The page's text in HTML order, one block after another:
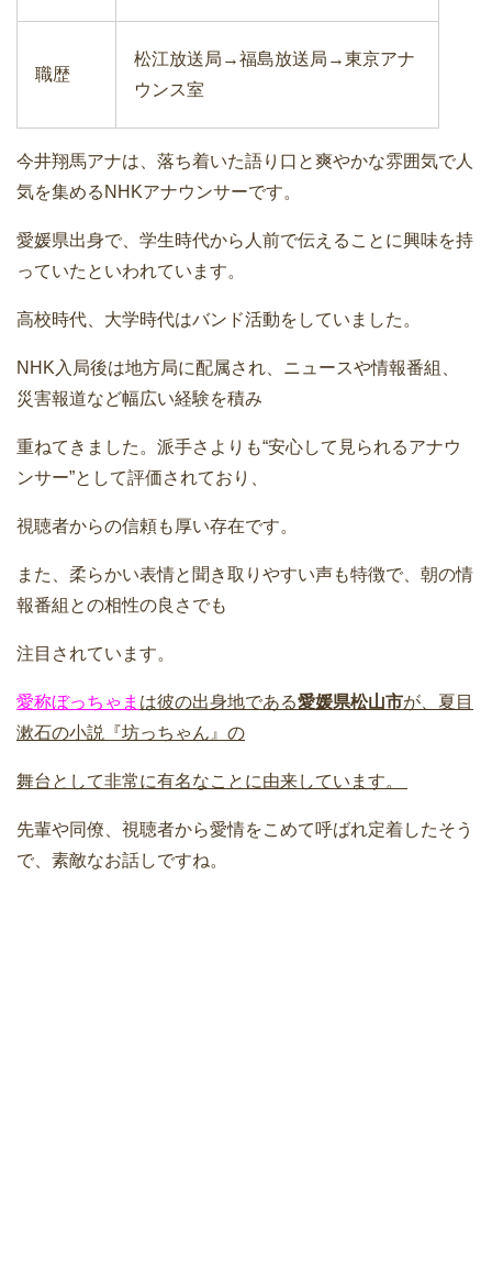
職歴
松江放送局→福島放送局→東京アナ
ウンス室
今井翔馬アナは、落ち着いた語り口と爽やかな雰囲気で人
気を集めるNHKアナウンサーです。
愛媛県出身で、学生時代から人前で伝えることに興味を持
っていたといわれています。
高校時代、大学時代はバンド活動をしていました。
NHK入局後は地方局に配属され、ニュースや情報番組、
災害報道など幅広い経験を積み
重ねてきました。派手さよりも“安心して見られるアナウ
ンサー”として評価されており、
視聴者からの信頼も厚い存在です。
また、柔らかい表情と聞き取りやすい声も特徴で、朝の情
報番組との相性の良さでも
注目されています。
愛称ぼっちゃま は彼の出身地である愛媛県松山市が、夏目
漱石の小説『坊っちゃん』の
舞台として非常に有名なことに由来しています。
先輩や同僚、視聴者から愛情をこめて呼ばれ定着したそう
で、素敵なお話しですね。